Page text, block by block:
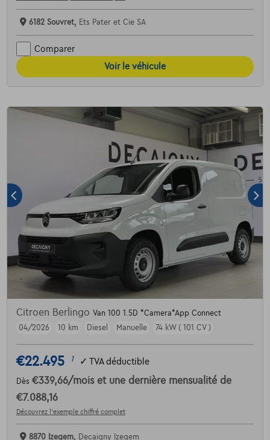
6182 Souvret, Ets Pater et Cie SA
Comparer
Voir le véhicule
Citroen Berlingo Van 100 1.5D *Camera*App Connect
04/2026
10 km Diesel Manuelle 74 kW ( 101 CV )
€22.495 1 ✓ TVA déductible
Dès €339,66/mois et une dernière mensualité de
€7.088,16
Découvrez l’exemple chiffré complet
8870 Izegem, Decaigny Izegem